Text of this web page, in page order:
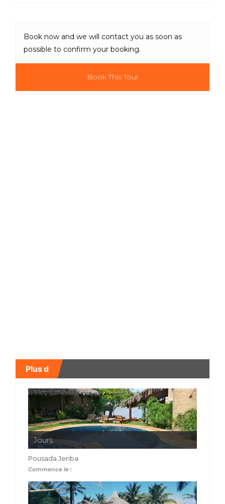
Book now and we will contact you as soon as
possible to confirm your booking.
Book This Tour
Plus d
Jours
Pousada Jeriba
Commence le :